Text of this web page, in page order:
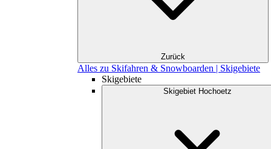
Zurück
Alles zu Skifahren & Snowboarden | Skigebiete
Skigebiete
Skigebiet Hochoetz